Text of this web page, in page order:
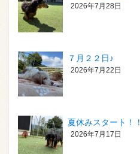
2026年7月28日
７月２２日♪
2026年7月22日
夏休みスタート！！
2026年7月17日